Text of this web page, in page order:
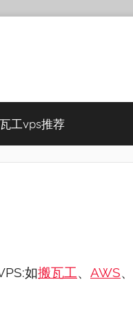
工vps推荐
如搬瓦工、 AWS、